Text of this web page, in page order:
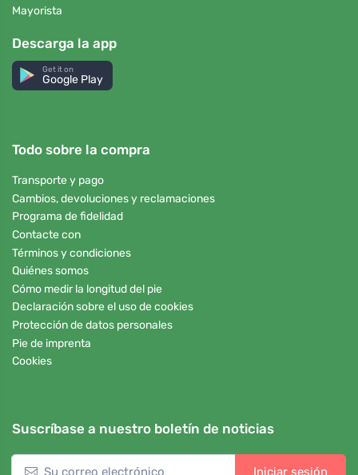
Mayorista
Descarga la app
Get it on
Google Play
Todo sobre la compra
Transporte y pago
Cambios, devoluciones y reclamaciones
Programa de fidelidad
Contacte con
Términos y condiciones
Quiénes somos
Cómo medir la longitud del pie
Declaración sobre el uso de cookies
Protección de datos personales
Pie de imprenta
Cookies
Suscríbase a nuestro boletín de noticias
Iniciar sesión